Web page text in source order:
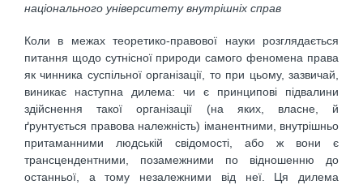
національного університету внутрішніх справ
Коли в межах теоретико-правової науки розглядається
питання щодо сутнісної природи самого феномена права
як чинника суспільної організації, то при цьому, зазвичай,
виникає наступна дилема: чи є принципові підвалини
здійснення такої організації (на яких, власне, й
ґрунтується правова належність) іманентними, внутрішньо
притаманними людській свідомості, або ж вони є
трансцендентними, позамежними по відношенню до
останньої, а тому незалежними від неї. Ця дилема